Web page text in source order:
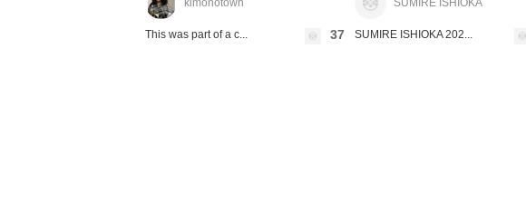
kimonotown
This was part of a c... 37
SUMIRE ISHIOKA
SUMIRE ISHIOKA 202...